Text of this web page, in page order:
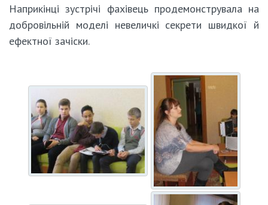
Наприкінці зустрічі фахівець продемонструвала на
добровільній моделі невеличкі секрети швидкої й
ефектної зачіски.